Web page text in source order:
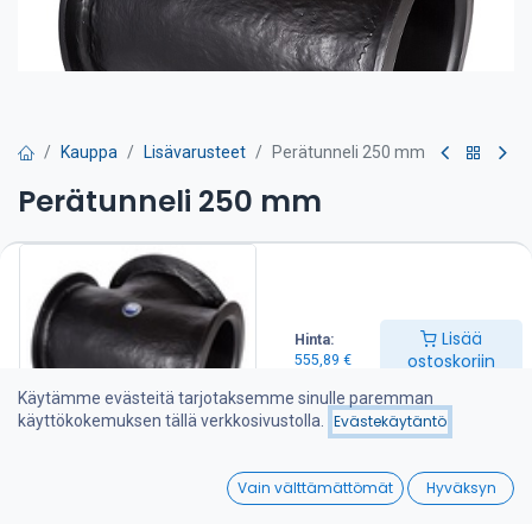
Hinta:
555,89 €
Lisää
ostoskoriin
Wishlist
Kauppa Lisävarusteet Perätunneli 250 mm
Perätunneli 250 mm
555,89
Lisää ostoskoriin
Lisää toivelistalle
Käytämme evästeitä tarjotaksemme sinulle paremman
käyttökokemuksen tällä verkkosivustolla.
Evästekäytäntö
Vain välttämättömät Hyväksyn